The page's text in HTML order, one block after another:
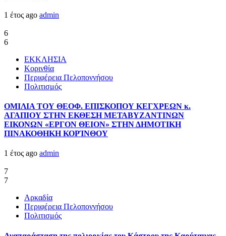
1 έτος ago admin
6
6
ΕΚΚΛΗΣΙΑ
Κορινθία
Περιφέρεια Πελοποννήσου
Πολιτισμός
ΟΜΙΛΙΑ ΤΟΥ ΘΕΟΦ. ΕΠΙΣΚΟΠΟΥ ΚΕΓΧΡΕΩΝ κ.
ΑΓΑΠΙΟΥ ΣΤΗΝ ΕΚΘΕΣΗ ΜΕΤΑΒΥΖΑΝΤΙΝΩΝ
ΕΙΚΟΝΩΝ «ΕΡΓΟΝ ΘΕΙΟΝ» ΣΤΗΝ ΔΗΜΟΤΙΚΗ
ΠΙΝΑΚΟΘΗΚΗ ΚΟΡΊΝΘΟΥ
1 έτος ago admin
7
7
Αρκαδία
Περιφέρεια Πελοποννήσου
Πολιτισμός